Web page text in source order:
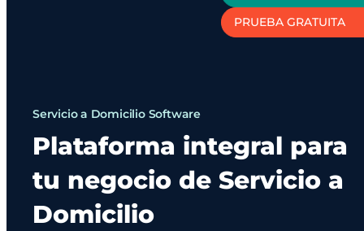
PRUEBA GRATUITA
Servicio a Domicilio Software
Plataforma integral para
tu negocio de Servicio a
Domicilio